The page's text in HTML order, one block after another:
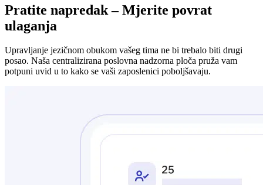
Pratite napredak – Mjerite povrat
ulaganja
Upravljanje jezičnom obukom vašeg tima ne bi trebalo biti drugi
posao. Naša centralizirana poslovna nadzorna ploča pruža vam
potpuni uvid u to kako se vaši zaposlenici poboljšavaju.